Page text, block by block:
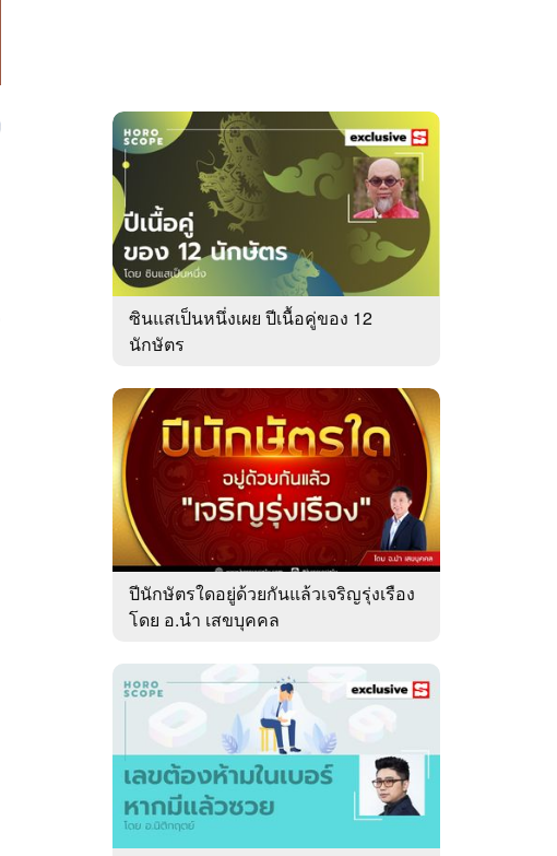
ซินแสเป็นหนึ่งเผย ปีเนื้อคู่ของ 12
นักษัตร
ปีนักษัตรใดอยู่ด้วยกันแล้วเจริญรุ่งเรือง
โดย อ.นำ เสขบุคคล